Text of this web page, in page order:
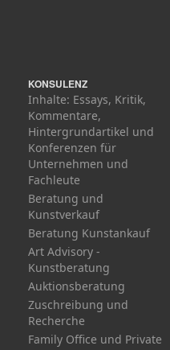
KONSULENZ
Inhalte: Essays, Kritik,
Kommentare,
Hintergrundartikel und
Konferenzen für
Unternehmen und
Fachleute
Beratung und
Kunstverkauf
Beratung Kunstankauf
Art Advisory -
Kunstberatung
Auktionsberatung
Zuschreibung und
Recherche
Family Office und Private